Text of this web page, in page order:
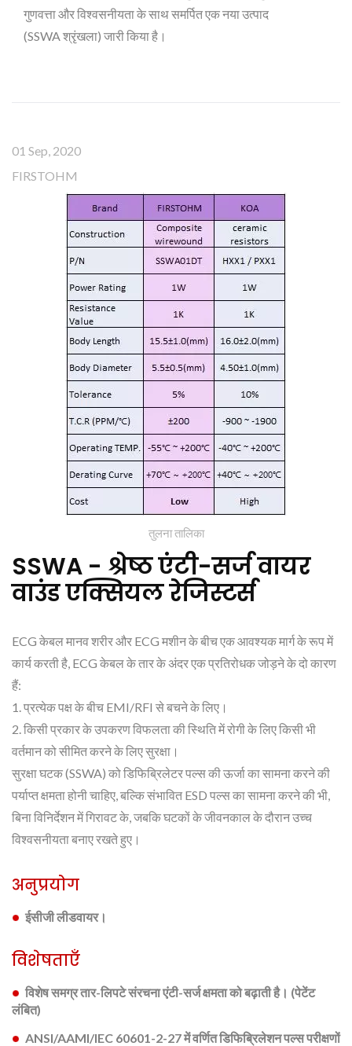
गुणवत्ता और विश्वसनीयता के साथ समर्पित एक नया उत्पाद
(SSWA श्रृंखला) जारी किया है।
01 Sep, 2020
FIRSTOHM
तुलना तालिका
SSWA - श्रेष्ठ एंटी-सर्ज वायर
वाउंड एक्सियल रेजिस्टर्स
ECG केबल मानव शरीर और ECG मशीन के बीच एक आवश्यक मार्ग के रूप में
कार्य करती है, ECG केबल के तार के अंदर एक प्रतिरोधक जोड़ने के दो कारण
हैं:
1. प्रत्येक पक्ष के बीच EMI/RFI से बचने के लिए।
2. किसी प्रकार के उपकरण विफलता की स्थिति में रोगी के लिए किसी भी
वर्तमान को सीमित करने के लिए सुरक्षा।
सुरक्षा घटक (SSWA) को डिफिब्रिलेटर पल्स की ऊर्जा का सामना करने की
पर्याप्त क्षमता होनी चाहिए, बल्कि संभावित ESD पल्स का सामना करने की भी,
बिना विनिर्देशन में गिरावट के, जबकि घटकों के जीवनकाल के दौरान उच्च
विश्वसनीयता बनाए रखते हुए।
अनुप्रयोग
ईसीजी लीडवायर।
विशेषताएँ
विशेष समग्र तार-लिपटे संरचना एंटी-सर्ज क्षमता को बढ़ाती है। (पेटेंट
लंबित)
ANSI/AAMI/IEC 60601-2-27 में वर्णित डिफिब्रिलेशन पल्स परीक्षणों